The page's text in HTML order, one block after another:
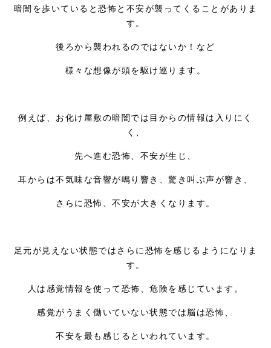
暗闇を歩いていると恐怖と不安が襲ってくることがありま
す。
後ろから襲われるのではないか！など
様々な想像が頭を駆け巡ります。
例えば、お化け屋敷の暗闇では目からの情報は入りにく
く、
先へ進む恐怖、不安が生じ、
耳からは不気味な音響が鳴り響き、驚き叫ぶ声が響き、
さらに恐怖、不安が大きくなります。
足元が見えない状態ではさらに恐怖を感じるようになりま
す。
人は感覚情報を使って恐怖、危険を感じています。
感覚がうまく働いていない状態では脳は恐怖、
不安を最も感じるといわれています。